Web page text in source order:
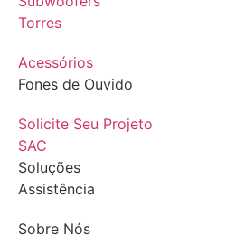
Torres
Acessórios
Fones de Ouvido
Solicite Seu Projeto
SAC
Soluções
Assistência
Sobre Nós